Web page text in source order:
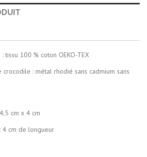
tissu 100 % coton OEKO-TEX
crocodile : métal rhodié sans cadmium sans
cm x 4 cm
4 cm de longueur